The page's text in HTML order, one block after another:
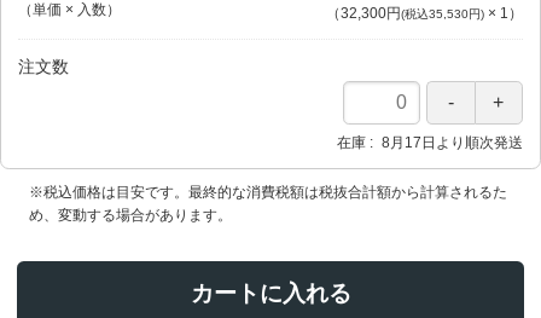
（単価 × 入数） （32,300円(税込35,530円)× 1 ）
注文数
在庫 8月17日より順次発送
※税込価格は目安です。最終的な消費税額は税抜合計額から計算されるた
め、変動する場合があります。
カートに入れる